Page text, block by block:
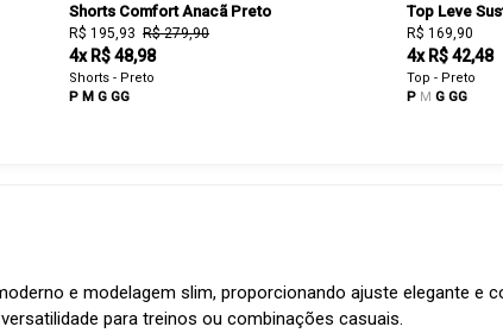
Shorts Comfort Anacã Preto
R$ 195,93 R$ 279,90
4x R$ 48,98
Shorts - Preto
P M G GG
Top Leve
R$ 169,90
4x R$ 42,48
Top - Preto
P M G GG
e modelagem slim, proporcionando ajuste elegante e
para treinos ou combinações casuais.